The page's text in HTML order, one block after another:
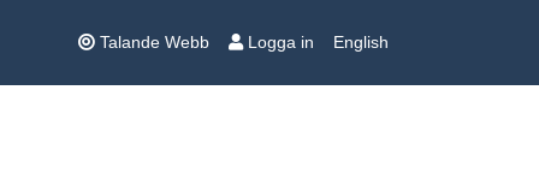
Talande Webb Logga in English